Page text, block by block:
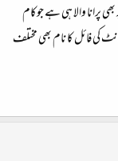
پرانا والا ہی ہے جوکام
کی فائل کا نام بھی مختلف